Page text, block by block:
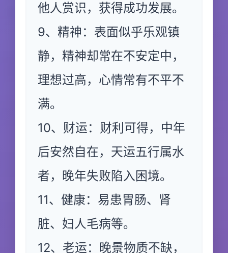
他人赏识，获得成功发展。
9、精神：表面似乎乐观镇
静，精神却常在不安定中，
理想过高，心情常有不平不
满。
10、财运：财利可得，中年
后安然自在，天运五行属水
者，晚年失败陷入困境。
11、健康：易患胃肠、肾
脏、妇人毛病等。
12、老运：晚景物质不缺，